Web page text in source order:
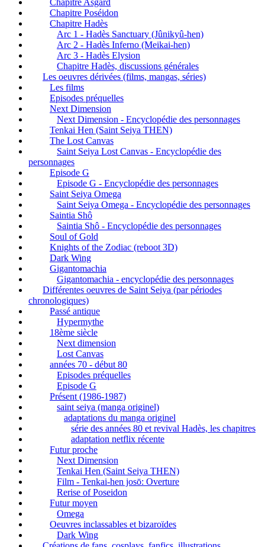
Chapitre Asgard
Chapitre Poséidon
Chapitre Hadès
Arc 1 - Hadès Sanctuary (Jûnikyû-hen)
Arc 2 - Hadès Inferno (Meikai-hen)
Arc 3 - Hadès Elysion
Chapitre Hadès, discussions générales
Les oeuvres dérivées (films, mangas, séries)
Les films
Episodes préquelles
Next Dimension
Next Dimension - Encyclopédie des personnages
Tenkai Hen (Saint Seiya THEN)
The Lost Canvas
Saint Seiya Lost Canvas - Encyclopédie des
personnages
Episode G
Episode G - Encyclopédie des personnages
Saint Seiya Omega
Saint Seiya Omega - Encyclopédie des personnages
Saintia Shô
Saintia Shô - Encyclopédie des personnages
Soul of Gold
Knights of the Zodiac (reboot 3D)
Dark Wing
Gigantomachia
Gigantomachia - encyclopédie des personnages
Différentes oeuvres de Saint Seiya (par périodes
chronologiques)
Passé antique
Hypermythe
18ème siècle
Next dimension
Lost Canvas
années 70 - début 80
Episodes préquelles
Episode G
Présent (1986-1987)
saint seiya (manga originel)
adaptations du manga originel
série des années 80 et revival Hadès, les chapitres
adaptation netflix récente
Futur proche
Next Dimension
Tenkai Hen (Saint Seiya THEN)
Film - Tenkai-hen josō: Overture
Rerise of Poseidon
Futur moyen
Omega
Oeuvres inclassables et bizaroïdes
Dark Wing